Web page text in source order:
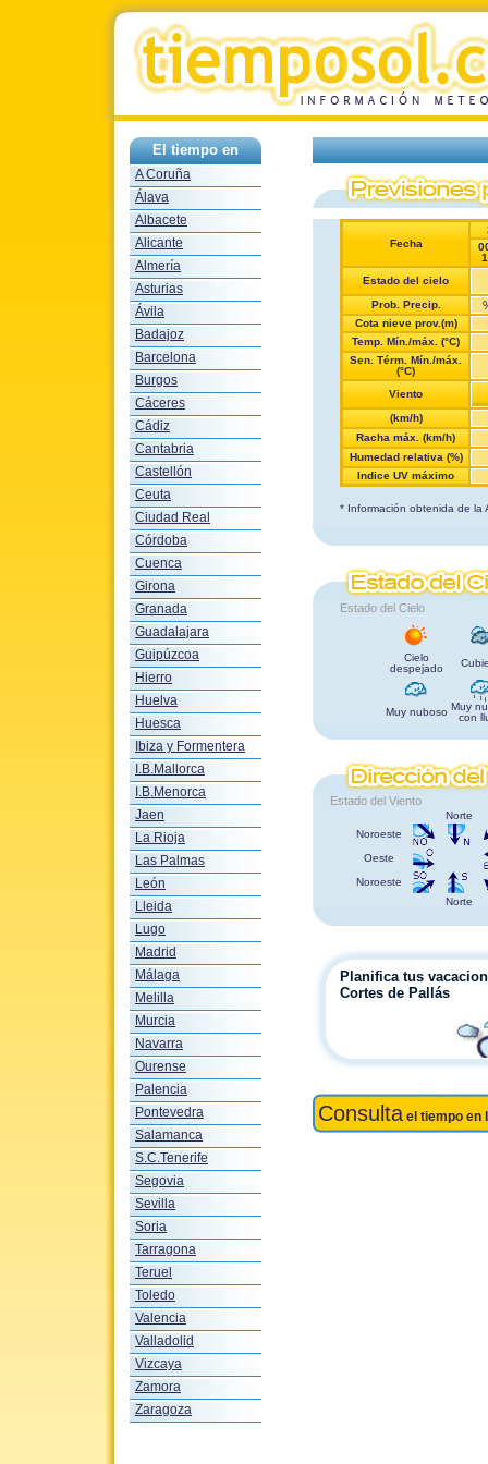
El tiempo en
A Coruña
Álava
Albacete
Alicante
Almería
Asturias
Ávila
Badajoz
Barcelona
Burgos
Cáceres
Cádiz
Cantabria
Castellón
Ceuta
Ciudad Real
Córdoba
Cuenca
Girona
Granada
Guadalajara
Guipúzcoa
Hierro
Huelva
Huesca
Ibiza y Formentera
I.B.Mallorca
I.B.Menorca
Jaen
La Rioja
Las Palmas
León
Lleida
Lugo
Madrid
Málaga
Melilla
Murcia
Navarra
Ourense
Palencia
Pontevedra
Salamanca
S.C.Tenerife
Segovia
Sevilla
Soria
Tarragona
Teruel
Toledo
Valencia
Valladolid
Vizcaya
Zamora
Zaragoza
Fecha
Estado del cielo
Prob. Precip.
Cota nieve prov.(m)
Temp. Mín./máx. (°C)
Sen. Térm. Mín./máx.
(°C)
Viento
(km/h)
Racha máx. (km/h)
Humedad relativa (%)
Indice UV máximo
* Información obtenida de la
Estado del Cielo
Cielo
despejado
Muy nuboso Muy
con
Estado del Viento
Norte
Noroeste
Oeste
Noroeste
Norte
Planifica tus
Cortes de Pallás
Consulta el tiempo en